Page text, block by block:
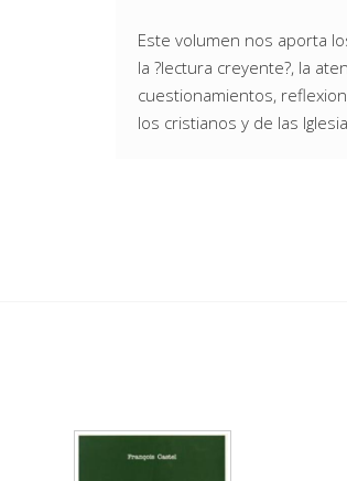
Este volumen nos aporta
la ?lectura creyente?, la
cuestionamientos,
los cristianos y de las